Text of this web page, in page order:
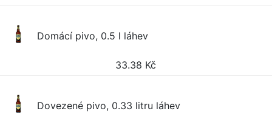
Domácí pivo, 0.5 l láhev
33.38 Kč
Dovezené pivo, 0.33 litru láhev